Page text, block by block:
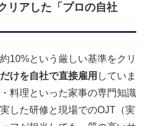
リアした「プロの自社
10%という厳しい基準をクリ
けを自社で直接雇用 していま
料理といった家事の専門知識
した研修と現場でのOJT（実